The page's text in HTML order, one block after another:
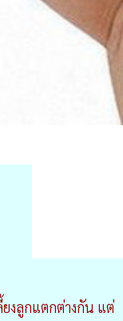
งลูกแตกต่างกัน แต่